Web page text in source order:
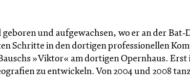
geboren und aufgewachsen, wo er an der Bat-
Schritte in den dortigen professionellen
»Viktor« am dortigen Opernhaus.
zu entwickeln. Von 2004 und 2008